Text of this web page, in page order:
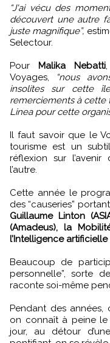
“J'ai vécu des
découvert une autre
juste magnifique”,
Selectour.
Pour Malika Nebatti
Voyages,
“nous
insolites sur cette
remerciements à
Linea pour cette
Il faut savoir que le
tourisme est un
réflexion sur
l’autre.
Cette année le
des “causeries”
Guillaume Linton
(Amadeus), la
l’Intelligence
Beaucoup de
personnelle”, sorte
raconte soi-même
Pendant des
on connaît à peine
jour, au détour